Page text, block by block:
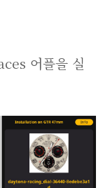
어플을 실